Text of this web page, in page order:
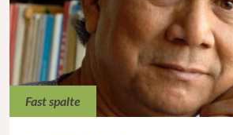
Fast spalte